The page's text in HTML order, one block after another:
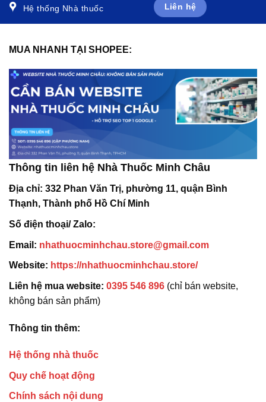
Hệ thống Nhà thuốc Liên hệ
MUA NHANH TẠI SHOPEE:
Thông tin liên hệ Nhà Thuốc Minh Châu
Địa chỉ: 332 Phan Văn Trị, phường 11, quận Bình
Thạnh, Thành phố Hồ Chí Minh
Số điện thoại/ Zalo:
Email: nhathuocminhchau.store@gmail.com
Website: https://nhathuocminhchau.store/
Liên hệ mua website: 0395 546 896 (chỉ bán website,
không bán sản phẩm)
Thông tin thêm:
Hệ thống nhà thuốc
Quy chế hoạt động
Chính sách nội dung